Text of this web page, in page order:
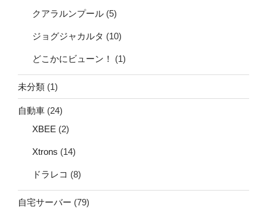
クアラルンプール (5)
ジョグジャカルタ (10)
どこかにビューン！ (1)
未分類 (1)
自動車 (24)
XBEE (2)
Xtrons (14)
ドラレコ (8)
自宅サーバー (79)